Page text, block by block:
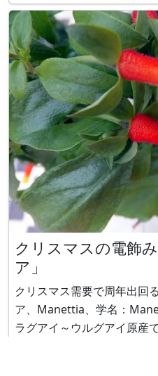
ン（土佐文旦)や、パール
Wentan Pomelo、
クリスマスの電飾
ア」
クリスマス需要で周年出回る マネッチア（マネッティ
ア、Manettia、学名：
ラグアイ～ウルグアイ原産